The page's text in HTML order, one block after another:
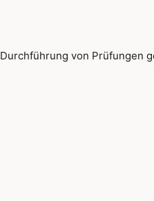
Durchführung von Prüfungen